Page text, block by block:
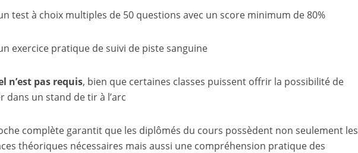
test à choix multiples de 50 questions avec un score minimum de 80%
exercice pratique de suivi de piste sanguine
n’est pas requis, bien que certaines classes puissent offrir la possibilité de
dans un stand de tir à l’arc
complète garantit que les diplômés du cours possèdent non seulement les
théoriques nécessaires mais aussi une compréhension pratique des